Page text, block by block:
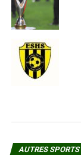
AUTRES SPORTS